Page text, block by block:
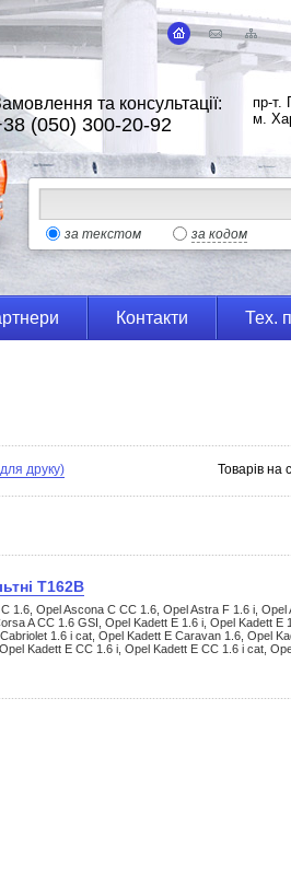
та консультації:
(050) 300-20-92
пр-т.
м.
за текстом за кодом
Контакти Тех.
друку) Товарів на
Т162В
1.6, Opel Ascona C CC 1.6, Opel Astra F 1.6 i, Opel
A CC 1.6 GSI, Opel Kadett E 1.6 i, Opel Kadett E
1.6 i cat, Opel Kadett E Caravan 1.6, Opel
Kadett E CC 1.6 i, Opel Kadett E CC 1.6 i cat,